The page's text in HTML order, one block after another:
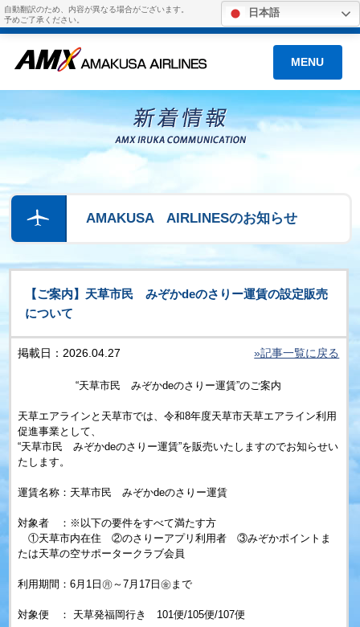
自動翻訳のため、内容が異なる場合がございます。
予めご了承ください。
日本語
MENU
AMAKUSA AIRLINESのお知らせ
【ご案内】天草市民 みぞかdeのさりー運賃の設定販売
について
掲載日：2026.04.27 »記事一覧に戻る
“天草市民 みぞかdeのさりー運賃”のご案内
天草エアラインと天草市では、令和8年度天草市天草エアライン利用
促進事業として、
“天草市民 みぞかdeのさりー運賃”を販売いたしますのでお知らせい
たします。
運賃名称：天草市民 みぞかdeのさりー運賃
対象者 ：※以下の要件をすべて満たす方
①天草市内在住 ②のさりーアプリ利用者 ③みぞかポイントま
たは天草の空サポータークラブ会員
利用期間：6月1日㊊～7月17日㊎まで
対象便 ： 天草発福岡行き 101便/105便/107便